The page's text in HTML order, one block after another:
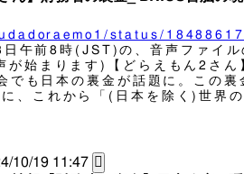
status/
午前8時(JST)の、音声ファイル
が始まります)【どらえもん2さん
も日本の裏金が話題に。この裏
、これから「(日本を除く)世界
10/19 11:47